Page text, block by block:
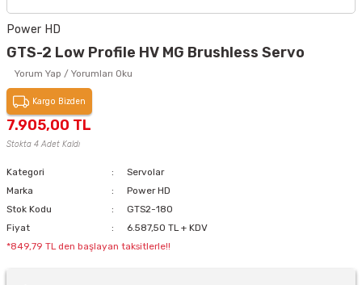
Power HD
GTS-2 Low Profile HV MG Brushless Servo
Yorum Yap / Yorumları Oku
Kargo Bizden
7.905,00 TL
Stokta 4 Adet Kaldı
Kategori
Servolar
Marka
Power HD
Stok Kodu
GTS2-180
Fiyat
6.587,50 TL + KDV
*849,79 TL den başlayan taksitlerle!!